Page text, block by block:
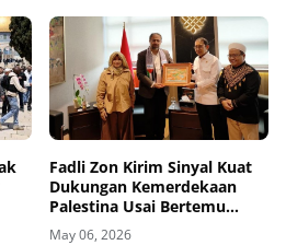
Fadli Zon Kirim Sinyal Kuat
Dukungan Kemerdekaan
Palestina Usai Bertemu
Delegasi di Kemenbud
May 06, 2026